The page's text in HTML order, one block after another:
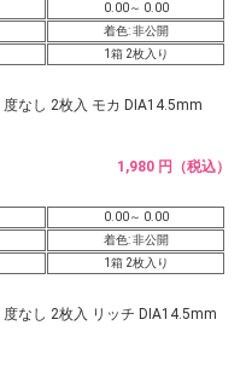
0.00～ 0.00
着色: 非公開
1箱 2枚入り
度なし 2枚入 モカ DIA14.5mm
1,980 円（税込）
0.00～ 0.00
着色: 非公開
1箱 2枚入り
度なし 2枚入 リッチ DIA14.5mm